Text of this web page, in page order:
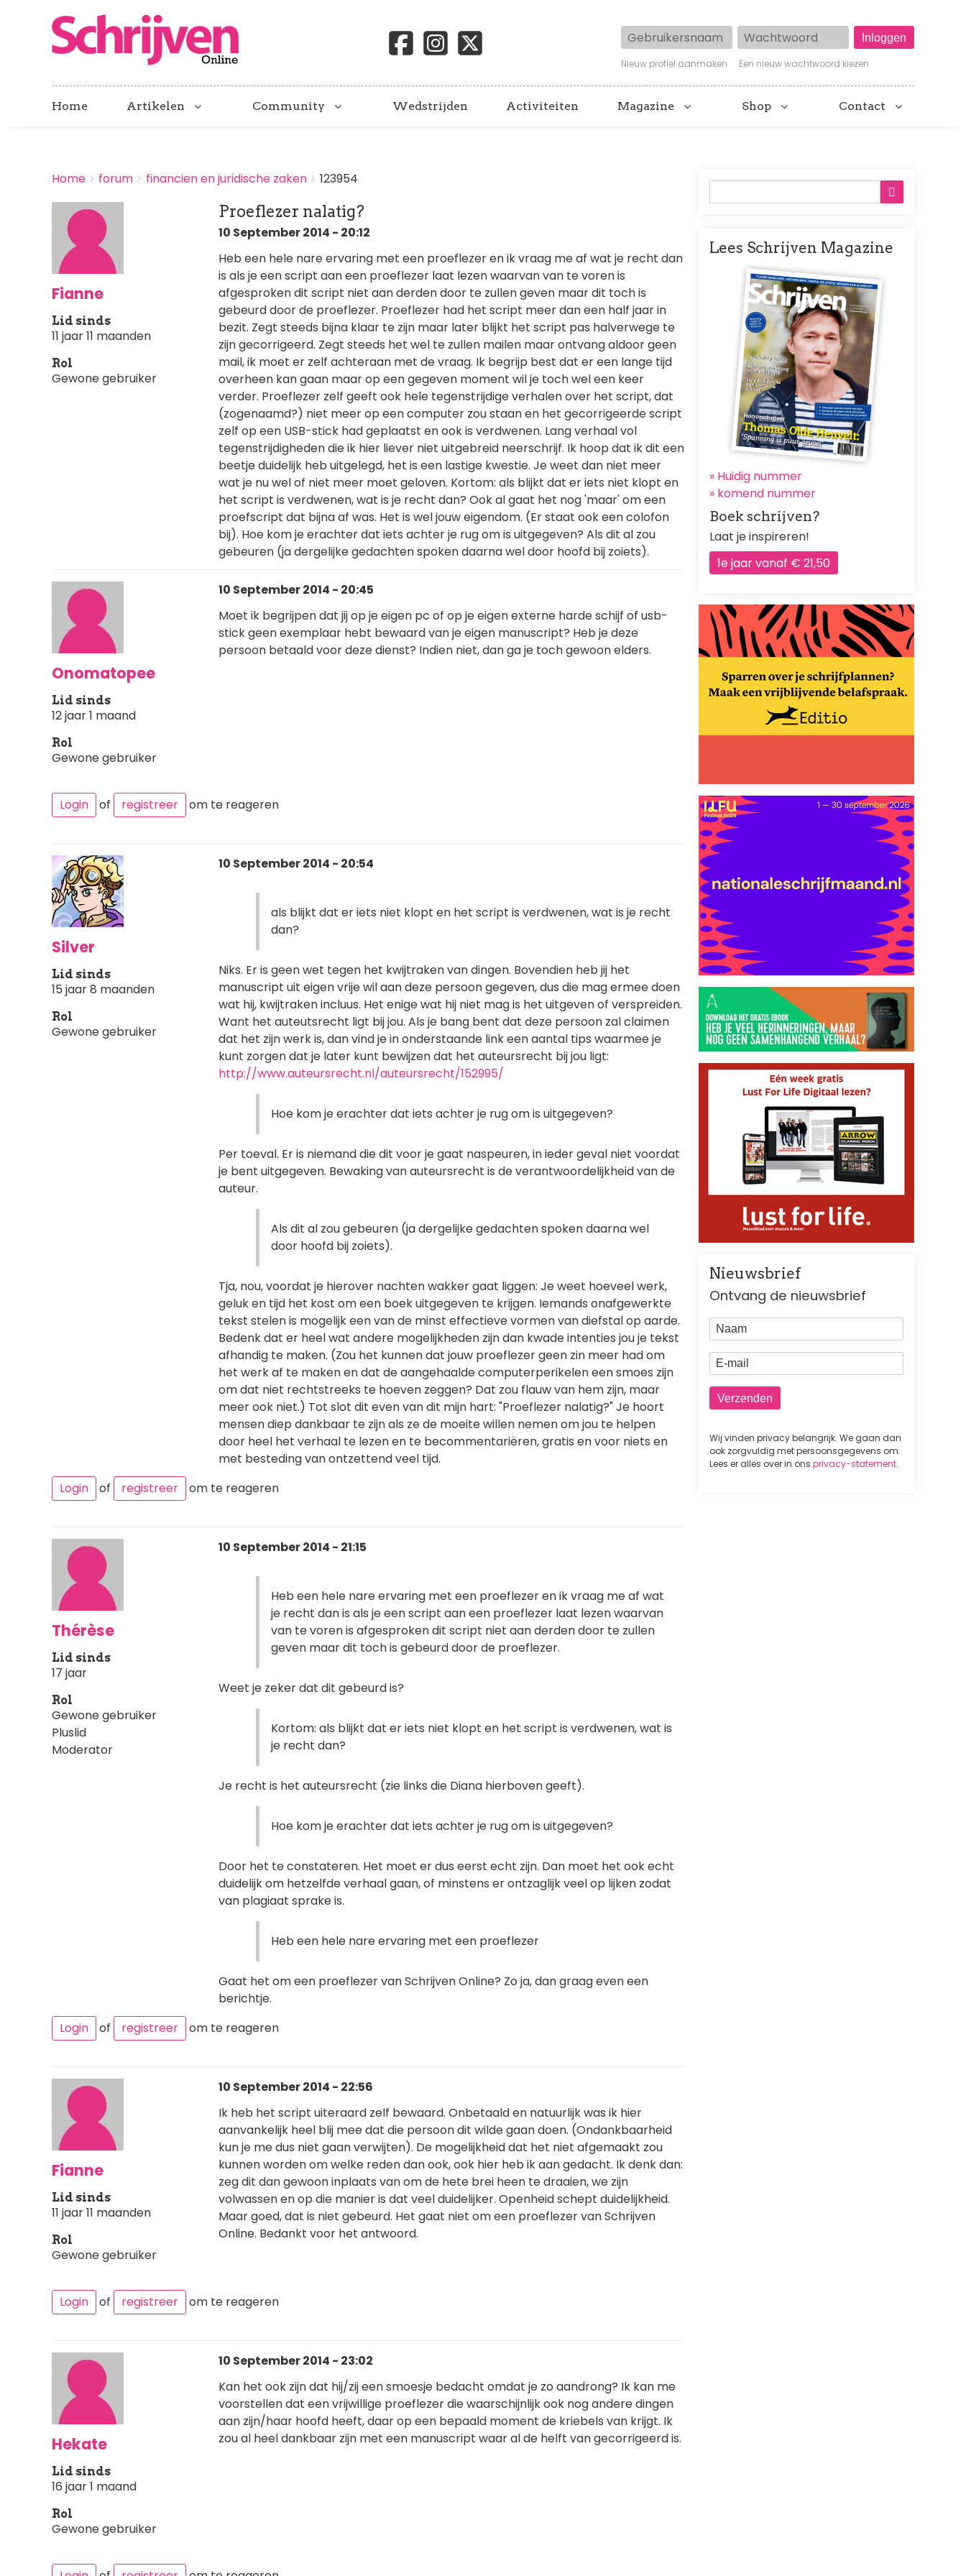
Gebruikersnaam Wachtwoord
Nieuw profiel aanmaken Een nieuw wachtwoord kiezen
Home Artikelen Community Wedstrijden Activiteiten Magazine Shop Contact
BREADCRUMBS
You
here:
Home forum financien en juridische zaken 123954
Fianne
Lid sinds
11 jaar 11 maanden
Rol
Gewone gebruiker
Proeflezer nalatig?
10 September 2014 - 20:12
Heb een hele nare ervaring met een proeflezer en ik vraag me af wat je recht dan
is als je een script aan een proeflezer laat lezen waarvan van te voren is
afgesproken dit script niet aan derden door te zullen geven maar dit toch is
gebeurd door de proeflezer. Proeflezer had het script meer dan een half jaar in
bezit. Zegt steeds bijna klaar te zijn maar later blijkt het script pas halverwege te
zijn gecorrigeerd. Zegt steeds het wel te zullen mailen maar ontvang aldoor geen
mail, ik moet er zelf achteraan met de vraag. Ik begrijp best dat er een lange tijd
overheen kan gaan maar op een gegeven moment wil je toch wel een keer
verder. Proeflezer zelf geeft ook hele tegenstrijdige verhalen over het script, dat
(zogenaamd?) niet meer op een computer zou staan en het gecorrigeerde script
zelf op een USB-stick had geplaatst en ook is verdwenen. Lang verhaal vol
tegenstrijdigheden die ik hier liever niet uitgebreid neerschrijf. Ik hoop dat ik dit een
beetje duidelijk heb uitgelegd, het is een lastige kwestie. Je weet dan niet meer
wat je nu wel of niet meer moet geloven. Kortom: als blijkt dat er iets niet klopt en
het script is verdwenen, wat is je recht dan? Ook al gaat het nog 'maar' om een
proefscript dat bijna af was. Het is wel jouw eigendom. (Er staat ook een colofon
bij). Hoe kom je erachter dat iets achter je rug om is uitgegeven? Als dit al zou
gebeuren (ja dergelijke gedachten spoken daarna wel door hoofd bij zoiets).
Onomatopee
Lid sinds
12 jaar 1 maand
Rol
Gewone gebruiker
10 September 2014 - 20:45
Moet ik begrijpen dat jij op je eigen pc of op je eigen externe harde schijf of usb-
stick geen exemplaar hebt bewaard van je eigen manuscript? Heb je deze
persoon betaald voor deze dienst? Indien niet, dan ga je toch gewoon elders.
Login of registreer om te reageren
Silver
Lid sinds
15 jaar 8 maanden
Rol
Gewone gebruiker
10 September 2014 - 20:54
als blijkt dat er iets niet klopt en het script is verdwenen, wat is je recht
dan?
Niks. Er is geen wet tegen het kwijtraken van dingen. Bovendien heb jij het
manuscript uit eigen vrije wil aan deze persoon gegeven, dus die mag ermee doen
wat hij, kwijtraken incluus. Het enige wat hij niet mag is het uitgeven of verspreiden.
Want het auteutsrecht ligt bij jou. Als je bang bent dat deze persoon zal claimen
dat het zijn werk is, dan vind je in onderstaande link een aantal tips waarmee je
kunt zorgen dat je later kunt bewijzen dat het auteursrecht bij jou ligt:
http://www.auteursrecht.nl/auteursrecht/152995/
Hoe kom je erachter dat iets achter je rug om is uitgegeven?
Per toeval. Er is niemand die dit voor je gaat naspeuren, in ieder geval niet voordat
je bent uitgegeven. Bewaking van auteursrecht is de verantwoordelijkheid van de
auteur.
Als dit al zou gebeuren (ja dergelijke gedachten spoken daarna wel
door hoofd bij zoiets).
Tja, nou, voordat je hierover nachten wakker gaat liggen: Je weet hoeveel werk,
geluk en tijd het kost om een boek uitgegeven te krijgen. Iemands onafgewerkte
tekst stelen is mogelijk een van de minst effectieve vormen van diefstal op aarde.
Bedenk dat er heel wat andere mogelijkheden zijn dan kwade intenties jou je tekst
afhandig te maken. (Zou het kunnen dat jouw proeflezer geen zin meer had om
het werk af te maken en dat de aangehaalde computerperikelen een smoes zijn
om dat niet rechtstreeks te hoeven zeggen? Dat zou flauw van hem zijn, maar
meer ook niet.) Tot slot dit even van dit mijn hart: "Proeflezer nalatig?" Je hoort
mensen diep dankbaar te zijn als ze de moeite willen nemen om jou te helpen
door heel het verhaal te lezen en te becommentariëren, gratis en voor niets en
met besteding van ontzettend veel tijd.
Login
of registreer om te reageren
Thérèse
Lid sinds
17 jaar
Rol
Gewone gebruiker
Pluslid
Moderator
10 September 2014 - 21:15
Heb een hele nare ervaring met een proeflezer en ik vraag me af wat
je recht dan is als je een script aan een proeflezer laat lezen waarvan
van te voren is afgesproken dit script niet aan derden door te zullen
geven maar dit toch is gebeurd door de proeflezer.
Weet je zeker dat dit gebeurd is?
Kortom: als blijkt dat er iets niet klopt en het script is verdwenen, wat is
je recht dan?
Je recht is het auteursrecht (zie links die Diana hierboven geeft).
Hoe kom je erachter dat iets achter je rug om is uitgegeven?
Door het te constateren. Het moet er dus eerst echt zijn. Dan moet het ook echt
duidelijk om hetzelfde verhaal gaan, of minstens er ontzaglijk veel op lijken zodat
van plagiaat sprake is.
Heb een hele nare ervaring met een proeflezer
Gaat het om een proeflezer van Schrijven Online? Zo ja, dan graag even een
berichtje.
Login
of registreer om te reageren
Fianne
Lid sinds
11 jaar 11 maanden
Rol
Gewone gebruiker
10 September 2014 - 22:56
Ik heb het script uiteraard zelf bewaard. Onbetaald en natuurlijk was ik hier
aanvankelijk heel blij mee dat die persoon dit wilde gaan doen. (Ondankbaarheid
kun je me dus niet gaan verwijten). De mogelijkheid dat het niet afgemaakt zou
kunnen worden om welke reden dan ook, ook hier heb ik aan gedacht. Ik denk dan:
zeg dit dan gewoon inplaats van om de hete brei heen te draaien, we zijn
volwassen en op die manier is dat veel duidelijker. Openheid schept duidelijkheid.
Maar goed, dat is niet gebeurd. Het gaat niet om een proeflezer van Schrijven
Online. Bedankt voor het antwoord.
Login of registreer om te reageren
Hekate
Lid sinds
16 jaar 1 maand
Rol
Gewone gebruiker
10 September 2014 - 23:02
Kan het ook zijn dat hij/zij een smoesje bedacht omdat je zo aandrong? Ik kan me
voorstellen dat een vrijwillige proeflezer die waarschijnlijk ook nog andere dingen
aan zijn/haar hoofd heeft, daar op een bepaald moment de kriebels van krijgt. Ik
zou al heel dankbaar zijn met een manuscript waar al de helft van gecorrigeerd is.
Lees Schrijven Magazine
Afbeelding
» Huidig nummer
» komend nummer
Boek schrijven?
Laat je inspireren!
1e jaar vanaf € 21,50
Nieuwsbrief
Ontvang de nieuwsbrief
Naam
E-mail
Wij vinden privacy belangrijk. We gaan dan
ook zorgvuldig met persoonsgegevens om.
Lees er alles over in ons privacy-statement.